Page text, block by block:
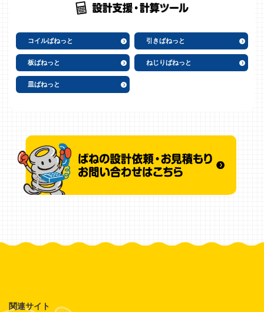
コイルばねっと 引きばねっと
板ばねっと ねじりばねっと
皿ばねっと
関連サイト